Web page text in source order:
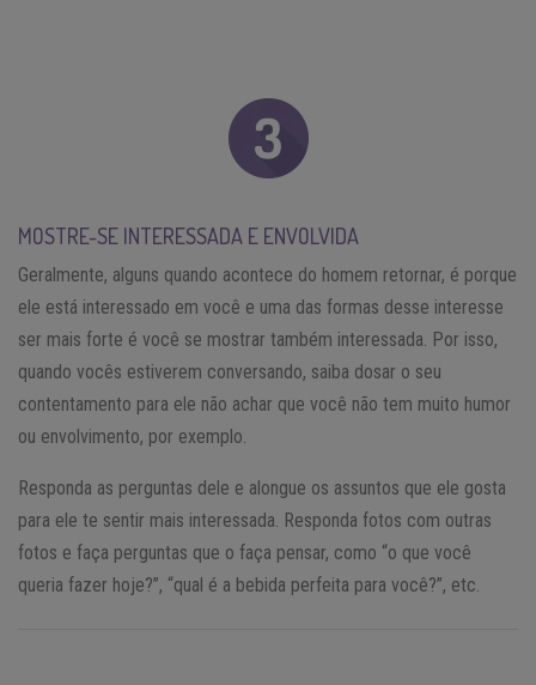
MOSTRE-SE INTERESSADA E ENVOLVIDA
Geralmente, alguns quando acontece do homem retornar, é porque
ele está interessado em você e uma das formas desse interesse
ser mais forte é você se mostrar também interessada. Por isso,
quando vocês estiverem conversando, saiba dosar o seu
contentamento para ele não achar que você não tem muito humor
ou envolvimento, por exemplo.
Responda as perguntas dele e alongue os assuntos que ele gosta
para ele te sentir mais interessada. Responda fotos com outras
fotos e faça perguntas que o faça pensar, como “o que você
queria fazer hoje?”, “qual é a bebida perfeita para você?”, etc.